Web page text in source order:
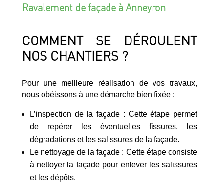
Ravalement de façade à Anneyron
COMMENT SE DÉROULENT
NOS CHANTIERS ?
Pour une meilleure réalisation de vos travaux,
nous obéissons à une démarche bien fixée :
L’inspection de la façade : Cette étape permet
de repérer les éventuelles fissures, les
dégradations et les salissures de la façade.
Le nettoyage de la façade : Cette étape consiste
à nettoyer la façade pour enlever les salissures
et les dépôts.